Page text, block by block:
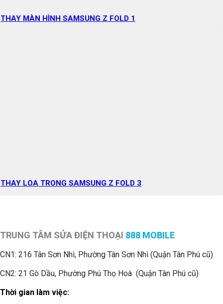
THAY MÀN HÌNH SAMSUNG Z FOLD 1
THAY LOA TRONG SAMSUNG Z FOLD 3
TRUNG TÂM SỬA ĐIỆN THOẠI 888 MOBILE
CN1: 216 Tân Sơn Nhì, Phường Tân Sơn Nhì (Quận Tân Phú cũ)
CN2: 21 Gò Dầu, Phường Phú Thọ Hoà (Quận Tân Phú cũ)
Thời gian làm việc: